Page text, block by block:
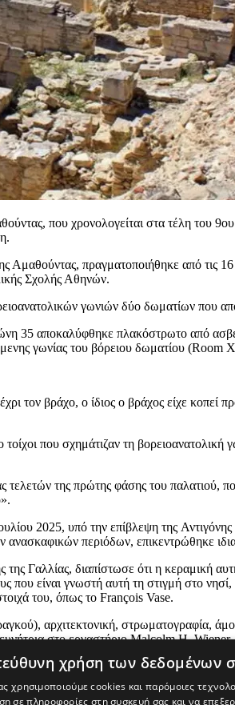
που χρονολογείται στα τέλη του
πραγματοποιήθηκε από τις
Σχολής Αθηνών.
γωνιών δύο δωματίων που
35 αποκαλύφθηκε πλακόστρωτο από
γωνίας του βόρειου δωματίου (Room
τον βράχο, ο ίδιος ο βράχος είχε κοπεί
που σχημάτιζαν τη
της πρώτης φάσης του παλατιού,
2025, υπό την επίβλεψη της
περιόδων, επικεντρώθηκε
Γαλλίας, διαπίστωσε ότι η κεραμική
που είναι γνωστή αυτή τη στιγμή στο
του, όπως το François Vase.
αρχιτεκτονική, στρωματογραφία,
στο εργαστήριο Malcolm H.
διδακτορική φοιτήτρια στο
χρήση των δεδομένων
χρησιμοποιούμε cookies και παρόμοιες
σε πληροφορίες στη συσκευή σας και να